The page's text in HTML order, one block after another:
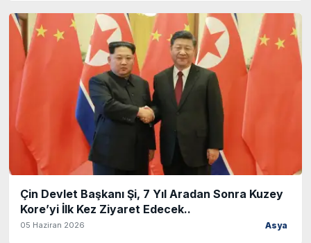
Çin Devlet Başkanı Şi, 7 Yıl Aradan Sonra Kuzey
Kore’yi İlk Kez Ziyaret Edecek..
05 Haziran 2026 Asya